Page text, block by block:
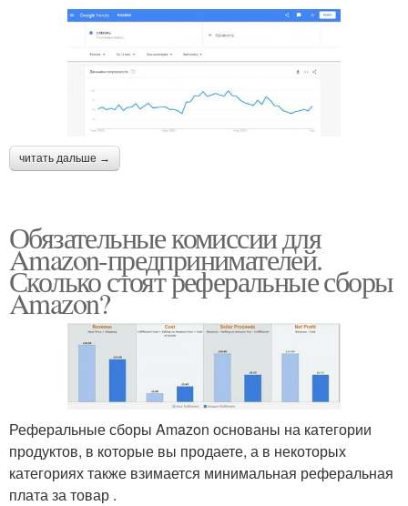
читать дальше →
Обязательные комиссии для
Amazon-предпринимателей.
Сколько стоят реферальные сборы
Amazon?
Реферальные сборы Amazon основаны на категории
продуктов, в которые вы продаете, а в некоторых
категориях также взимается минимальная реферальная
плата за товар .